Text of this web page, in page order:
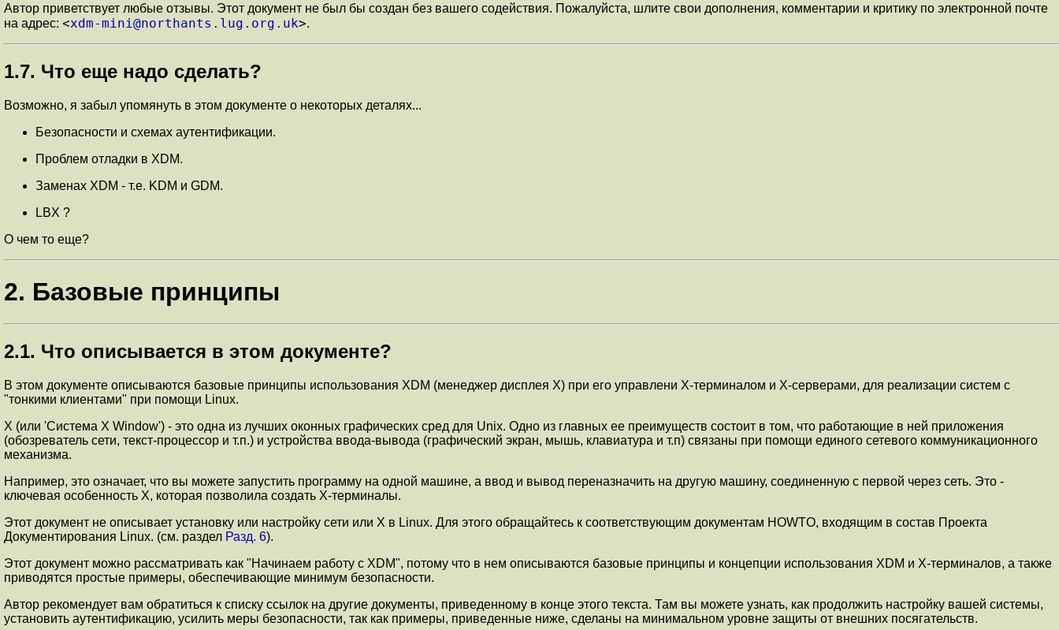
Автор приветствует любые отзывы. Этот документ не был бы создан без вашего содействия. Пожалуйста, шлите свои дополнения, комментарии и критику по электронной почте
на адрес: <xdm-mini@northants.lug.org.uk>.
1.7. Что еще надо сделать?
Возможно, я забыл упомянуть в этом документе о некоторых деталях...
Безопасности и схемах аутентификации.
Проблем отладки в XDM.
Заменах XDM - т.е. KDM и GDM.
LBX ?
О чем то еще?
2. Базовые принципы
2.1. Что описывается в этом документе?
В этом документе описываются базовые принципы использования XDM (менеджер дисплея X) при его управлени X-терминалом и X-серверами, для реализации систем с
"тонкими клиентами" при помощи Linux.
X (или 'Система X Window') - это одна из лучших оконных графических сред для Unix. Одно из главных ее преимуществ состоит в том, что работающие в ней приложения
(обозреватель сети, текст-процессор и т.п.) и устройства ввода-вывода (графический экран, мышь, клавиатура и т.п) связаны при помощи единого сетевого коммуникационного
механизма.
Например, это означает, что вы можете запустить программу на одной машине, а ввод и вывод переназначить на другую машину, соединенную с первой через сеть. Это -
ключевая особенность X, которая позволила создать X-терминалы.
Этот документ не описывает установку или настройку сети или X в Linux. Для этого обращайтесь к соответствующим документам HOWTO, входящим в состав Проекта
Документирования Linux. (см. раздел Разд. 6).
Этот документ можно рассматривать как "Начинаем работу с XDM", потому что в нем описываются базовые принципы и концепции использования XDM и X-терминалов, а также
приводятся простые примеры, обеспечивающие минимум безопасности.
Автор рекомендует вам обратиться к списку ссылок на другие документы, приведенному в конце этого текста. Там вы можете узнать, как продолжить настройку вашей системы,
установить аутентификацию, усилить меры безопасности, так как примеры, приведенные ниже, сделаны на минимальном уровне защиты от внешних посягательств.